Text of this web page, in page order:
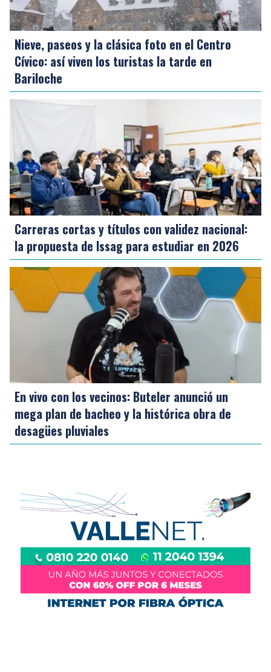
Nieve, paseos y la clásica foto en el Centro
Cívico: así viven los turistas la tarde en
Bariloche
Carreras cortas y títulos con validez nacional:
la propuesta de Issag para estudiar en 2026
En vivo con los vecinos: Buteler anunció un
mega plan de bacheo y la histórica obra de
desagües pluviales